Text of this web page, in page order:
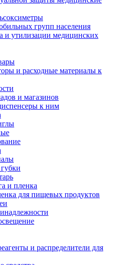
групп населения
и утилизации медицинских
и расходные материалы к
и магазинов
к ним
и пленка
для пищевых продуктов
и распределители для